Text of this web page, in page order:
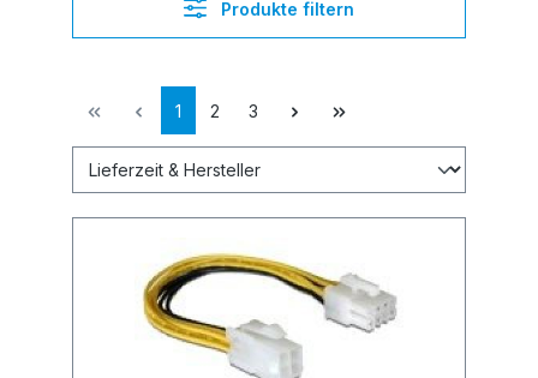
Produkte filtern
1 2 3